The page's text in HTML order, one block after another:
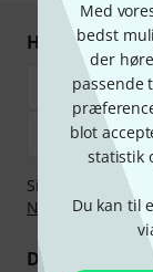
Med
bedst
der
passende
blot
statistik
Du kan til
Handl og
Sikker betaling
Nu
Klarna
Dine fordele